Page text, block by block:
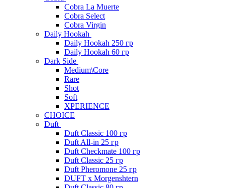
Cobra La Muerte
Cobra Select
Cobra Virgin
Daily Hookah
Daily Hookah 250 гр
Daily Hookah 60 гр
Dark Side
Medium\Core
Rare
Shot
Soft
XPERIENCE
CHOICE
Duft
Duft Classic 100 гр
Duft All-in 25 гр
Duft Checkmate 100 гр
Duft Classic 25 гр
Duft Pheromone 25 гр
DUFT x Morgenshtern